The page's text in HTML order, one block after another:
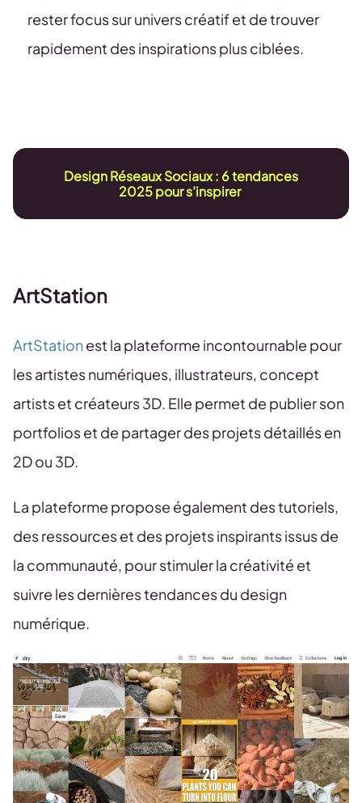
rester focus sur univers créatif et de trouver
rapidement des inspirations plus ciblées.
Design Réseaux Sociaux : 6 tendances
2025 pour s’inspirer
ArtStation
ArtStationest la plateforme incontournable pour
les artistes numériques, illustrateurs, concept
artists et créateurs 3D. Elle permet de publier son
portfolios et de partager des projets détaillés en
2D ou 3D.
La plateforme propose également des tutoriels,
des ressources et des projets inspirants issus de
la communauté, pour stimuler la créativité et
suivre les dernières tendances du design
numérique.